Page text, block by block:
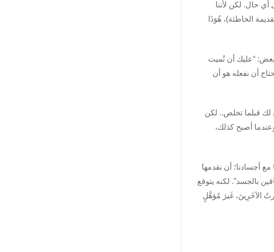
أي حال. لكن ﻷننا
الخاطئة)، هُوَذَا
“عليك أن تُميت
أن نفعله هو أن
لك قبلما تخلص.. لكن
أصبح كذلك،
أجسادنا؛ أن نقدمها
بالجسد”. لكنه يتوقع
الآخَرِينَ، غَيرَ مُؤهَّلٍ